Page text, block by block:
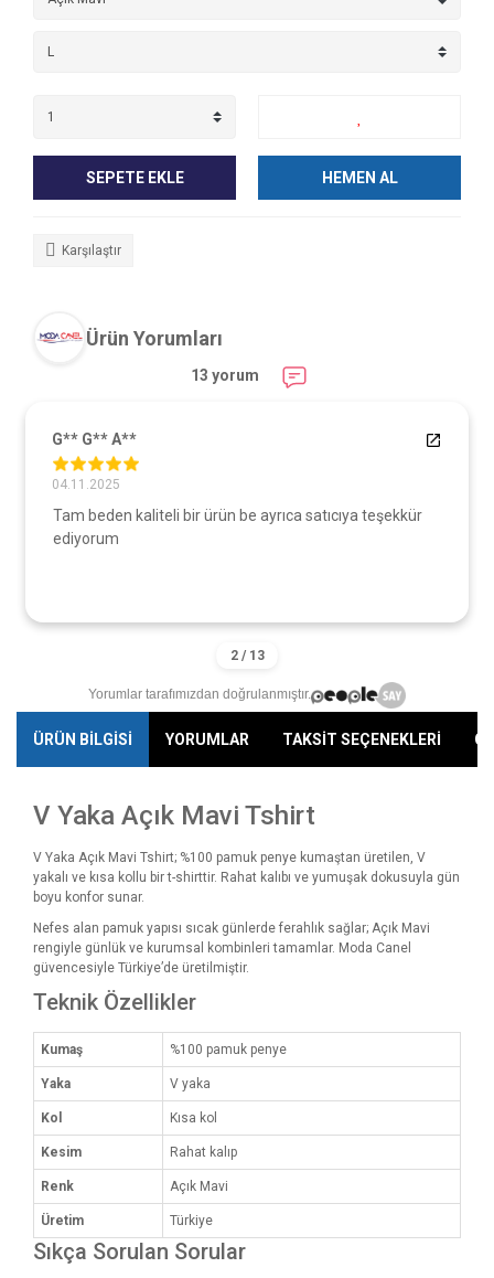
SEPETE EKLE HEMEN AL
Karşılaştır
Ürün Yorumları
13 yorum
G** G** A**
04.11.2025
Tam beden kaliteli bir ürün be ayrıca satıcıya teşekkür
ediyorum
Yorumlar tarafımızdan doğrulanmıştır.
ÜRÜN BİLGİSİ YORUMLAR TAKSİT SEÇENEKLERİ
V Yaka Açık Mavi Tshirt
V Yaka Açık Mavi Tshirt; %100 pamuk penye kumaştan üretilen, V
yakalı ve kısa kollu bir t-shirttir. Rahat kalıbı ve yumuşak dokusuyla gün
boyu konfor sunar.
Nefes alan pamuk yapısı sıcak günlerde ferahlık sağlar; Açık Mavi
rengiyle günlük ve kurumsal kombinleri tamamlar. Moda Canel
güvencesiyle Türkiye’de üretilmiştir.
Teknik Özellikler
Kumaş %100 pamuk penye
Yaka V yaka
Kol Kısa kol
Kesim Rahat kalıp
Renk Açık Mavi
Üretim Türkiye
Sıkça Sorulan Sorular